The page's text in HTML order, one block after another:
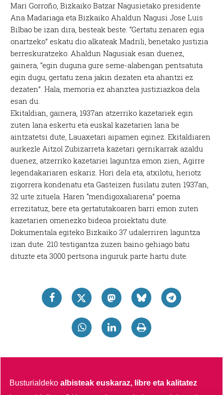
Mari Gorroño, Bizkaiko Batzar Nagusietako presidente
Ana Madariaga eta Bizkaiko Ahaldun Nagusi Jose Luis
Bilbao be izan dira, besteak beste. “Gertatu zenaren egia
onartzeko” eskatu dio alkateak Madrili, benetako justizia
berreskuratzeko. Ahaldun Nagusiak esan duenez,
gainera, “egin duguna gure seme-alabengan pentsatuta
egin dugu, gertatu zena jakin dezaten eta ahantzi ez
dezaten”. Hala, memoria ez ahanztea justiziazkoa dela
esan du.
Ekitaldian, gainera, 1937an atzerriko kazetariek egin
zuten lana eskertu eta euskal kazetarien lana be
aintzatetsi dute, Lauaxetari aipamen eginez. Ekitaldiaren
aurkezle Aitzol Zubizarreta kazetari gernikarrak azaldu
duenez, atzerriko kazetariei laguntza emon zien, Agirre
legendakariaren eskariz. Hori dela eta, atxilotu, heriotz
zigorrera kondenatu eta Gasteizen fusilatu zuten 1937an,
32 urte zituela. Haren “mendigoxaliarena” poema
errezitatuz, bere eta gertatutakoaren barri emon zuten
kazetarien omenezko bideoa proiektatu dute.
Dokumentala egiteko Bizkaiko 37 udalerriren laguntza
izan dute. 210 testigantza zuzen baino gehiago batu
dituzte eta 3000 pertsona inguruk parte hartu dute.
Busturialdekoalbisteak euskaraz, libre eta kalitatez